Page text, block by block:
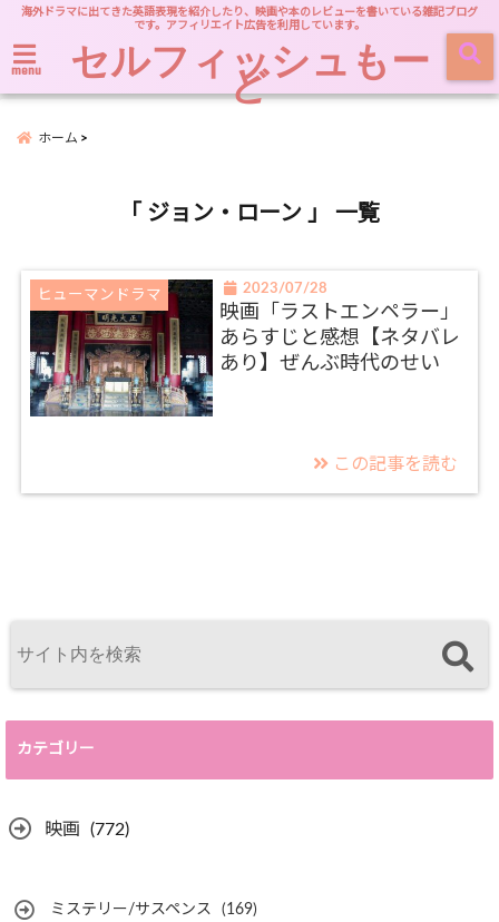
海外ドラマに出てきた英語表現を紹介したり、映画や本のレビューを書いている雑記ブログ
です。アフィリエイト広告を利用しています。
menu セルフィッシュもー
ど
ホーム
「 ジョン・ローン 」 一覧
ヒューマンドラマ 2023/07/28
映画「ラストエンペラー」
あらすじと感想【ネタバレ
あり】ぜんぶ時代のせい
この記事を読む
カテゴリー
映画 (772)
ミステリー/サスペンス (169)